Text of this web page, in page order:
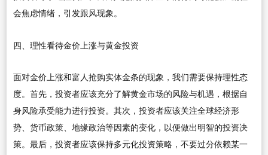
会焦虑情绪，引发跟风现象。
四、理性看待金价上涨与黄金投资
面对金价上涨和富人抢购实体金条的现象，我们需要保持理性态
度。首先，投资者应该充分了解黄金市场的风险与机遇，根据自
身风险承受能力进行投资。其次，投资者应该关注全球经济形
势、货币政策、地缘政治等因素的变化，以便做出明智的投资决
策。最后，投资者应该保持多元化投资策略，不要过分依赖某一